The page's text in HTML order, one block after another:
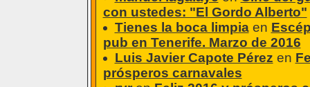
con ustedes: "El Gordo Alberto"
Tienes la boca limpiaen
pub en Tenerife. Marzo de 2016
Luis Javier Capote Pérez en
prósperos carnavales